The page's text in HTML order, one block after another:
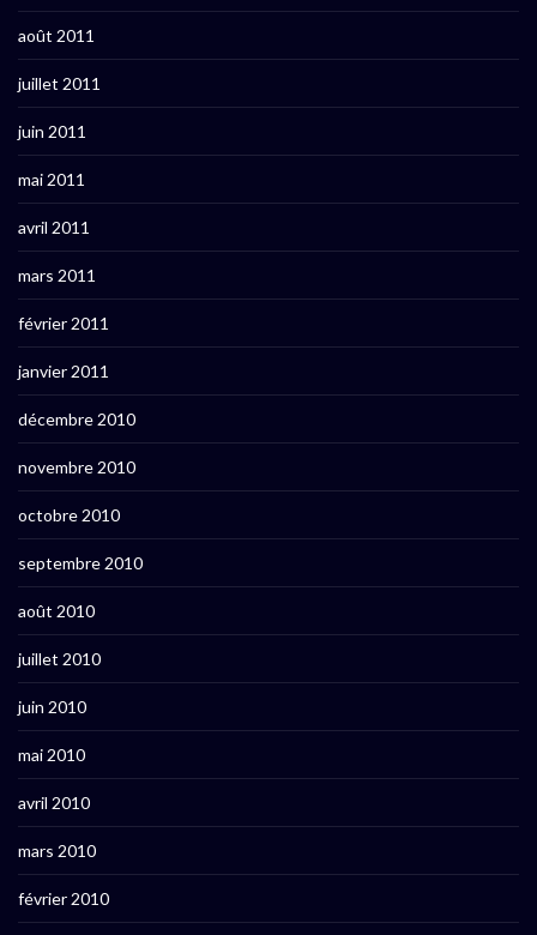
août 2011
juillet 2011
juin 2011
mai 2011
avril 2011
mars 2011
février 2011
janvier 2011
décembre 2010
novembre 2010
octobre 2010
septembre 2010
août 2010
juillet 2010
juin 2010
mai 2010
avril 2010
mars 2010
février 2010